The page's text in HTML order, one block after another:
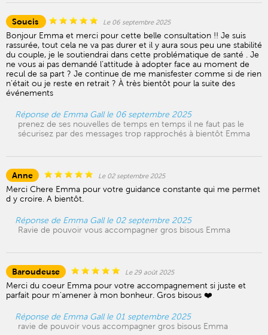
Soucis Le 06 septembre 2025
Bonjour Emma et merci pour cette belle consultation !! Je suis
rassurée, tout cela ne va pas durer et il y aura sous peu une stabilité
du couple, je le soutiendrai dans cette problématique de santé . Je
ne vous ai pas demandé l’attitude à adopter face au moment de
recul de sa part ? Je continue de me manisfester comme si de rien
n’était ou je reste en retrait ? À très bientôt pour la suite des
événements
Réponse de Emma Gall le 06 septembre 2025
prenez de ses nouvelles de temps en temps il ne faut pas le
sécurisez par des messages trop rapprochés à bientôt Emma
Anne Le 02 septembre 2025
Merci Chere Emma pour votre guidance constante qui me permet
d y croire. A bientôt.
Réponse de Emma Gall le 02 septembre 2025
Ravie de pouvoir vous accompagner gros bisous Emma
Baroudeuse Le 29 août 2025
Merci du coeur Emma pour votre accompagnement si juste et
parfait pour m'amener à mon bonheur. Gros bisous ❤️
Réponse de Emma Gall le 01 septembre 2025
ravie de pouvoir vous accompagner gros bisous Emma